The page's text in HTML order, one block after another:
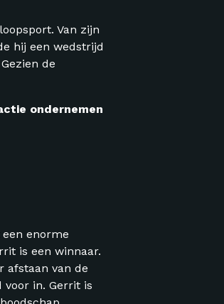
Van zijn
hij een wedstrijd
de
ondernemen
enorme
is een winnaar.
afstaan van de
in. Gerrit is